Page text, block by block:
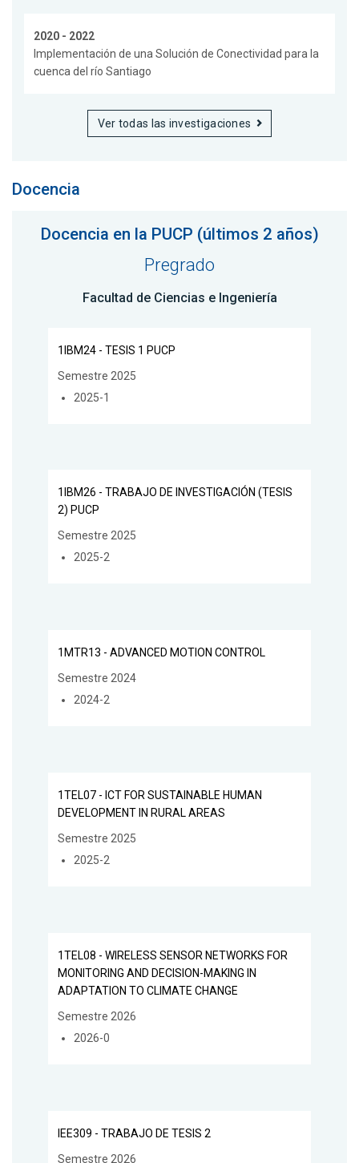
2020 - 2022
Implementación de una Solución de Conectividad para la
cuenca del río Santiago
Ver todas las investigaciones
Docencia
Docencia en la PUCP (últimos 2 años)
Pregrado
Facultad de Ciencias e Ingeniería
1IBM24 - TESIS 1 PUCP
Semestre 2025
2025-1
1IBM26 - TRABAJO DE INVESTIGACIÓN (TESIS
2) PUCP
Semestre 2025
2025-2
1MTR13 - ADVANCED MOTION CONTROL
Semestre 2024
2024-2
1TEL07 - ICT FOR SUSTAINABLE HUMAN
DEVELOPMENT IN RURAL AREAS
Semestre 2025
2025-2
1TEL08 - WIRELESS SENSOR NETWORKS FOR
MONITORING AND DECISION-MAKING IN
ADAPTATION TO CLIMATE CHANGE
Semestre 2026
2026-0
IEE309 - TRABAJO DE TESIS 2
Semestre 2026